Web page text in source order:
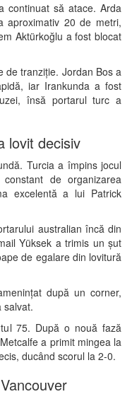
continuat să atace. Arda
aproximativ 20 de metri,
Aktürkoğlu a fost blocat
de tranziție. Jordan Bos a
iar Irankunda a fost
însă portarul turc a
lovit decisiv
Turcia a împins jocul
de organizarea
excelentă a lui Patrick
australian încă din
Yüksek a trimis un șut
de egalare din lovitură
după un corner,
salvat.
75. După o nouă fază
a primit mingea la
ducând scorul la 2-0.